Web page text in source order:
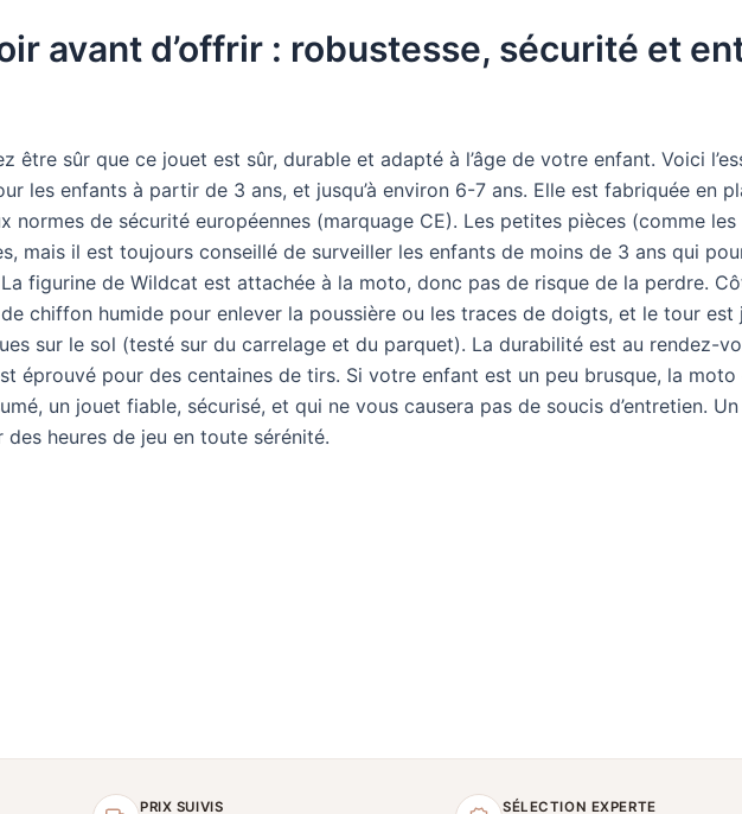
avant d’offrir : robustesse, sécurité et
être sûr que ce jouet est sûr, durable et adapté à l’âge de votre enfant. Voici
les enfants à partir de 3 ans, et jusqu’à environ 6-7 ans. Elle est fabriquée en
normes de sécurité européennes (marquage CE). Les petites pièces (comme
mais il est toujours conseillé de surveiller les enfants de moins de 3 ans qui
figurine de Wildcat est attachée à la moto, donc pas de risque de la perdre.
de chiffon humide pour enlever la poussière ou les traces de doigts, et le tour est
sur le sol (testé sur du carrelage et du parquet). La durabilité est au rendez-
éprouvé pour des centaines de tirs. Si votre enfant est un peu brusque, la moto
un jouet fiable, sécurisé, et qui ne vous causera pas de soucis d’entretien.
heures de jeu en toute sérénité.
PRIX SUIVIS SÉLECTION EXPERTE